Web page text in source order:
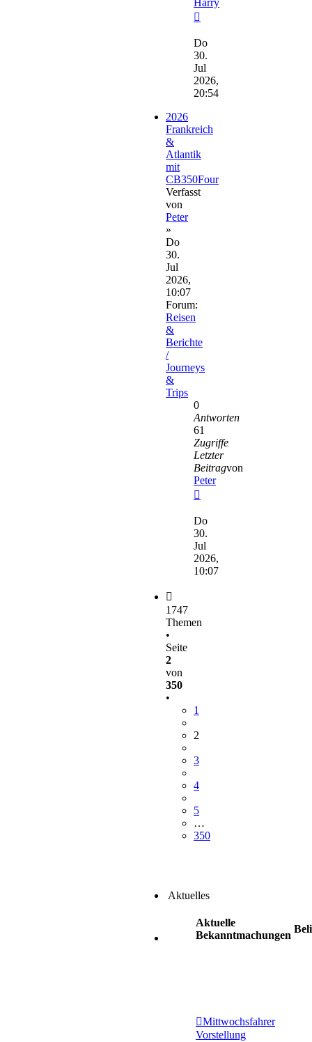
Beitrag
Do
30.
Jul
2026,
20:54
2026
Frankreich
&
Atlantik
mit
CB350Four
Verfasst
von
Peter
»
Do
30.
Jul
2026,
10:07
Forum:
Reisen
&
Berichte
/
Journeys
&
Trips
0
Antworten
61
Zugriffe
Letzter
Beitragvon
Peter
Beitrag
Do
30.
Jul
2026,
10:07
1747
Themen
•
Seite
2
von
350
•
1
2
3
4
5
…
350
Aktuelles
Aktuelle
Bekanntmachungen
Mittwochsfahrer
Vorstellung